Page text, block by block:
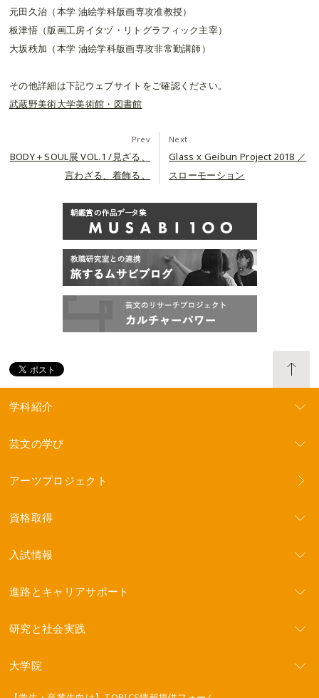
元田久治（本学 油絵学科版画専攻准教授）
板津悟（版画工房イタヅ・リトグラフィック主宰）
大坂秩加（本学 油絵学科版画専攻非常勤講師）
その他詳細は下記ウェブサイトをご確認ください。
武蔵野美術大学美術館・図書館
Prev
BODY＋SOUL展 VOL.1 /見ざる、
言わざる、着飾る。
Next
Glass x Geibun Project 2018 ／
スローモーション
学科紹介
芸文の学び
アーツプロジェクト
資格取得
入試情報
進路とキャリアサポート
研究と社会実践
大学院